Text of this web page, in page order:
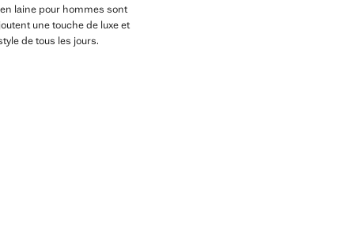
laine pour hommes sont
une touche de luxe et
de tous les jours.